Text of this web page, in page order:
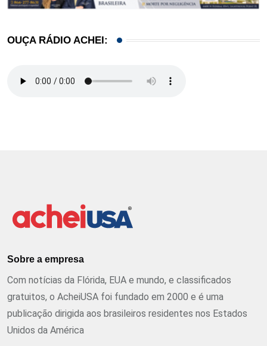
OUÇA RÁDIO ACHEI:
Sobre a empresa
Com notícias da Flórida, EUA e mundo, e classificados
gratuitos, o AcheiUSA foi fundado em 2000 e é uma
publicação dirigida aos brasileiros residentes nos Estados
Unidos da América